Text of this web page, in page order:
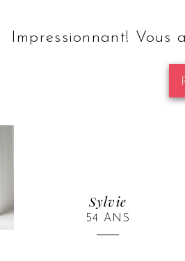
Impressionnant! Vous
Sylvie
54 ANS